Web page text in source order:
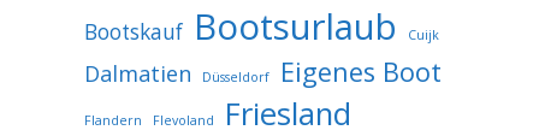
Bootskauf Bootsurlaub Cuijk
Dalmatien Düsseldorf Eigenes Boot
Flandern Flevoland Friesland